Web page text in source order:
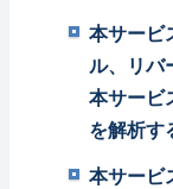
本サービ
ル、リバ
本サービ
を解析す
本サービ